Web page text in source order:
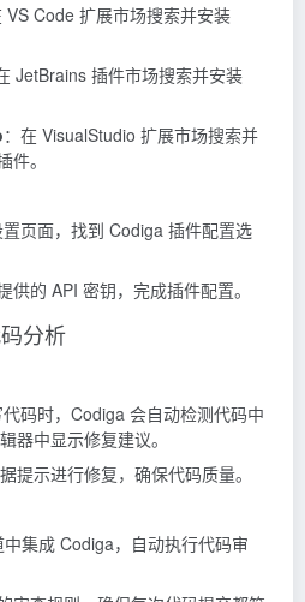
VS Code 扩展市场搜索并安装
JetBrains 插件市场搜索并安装
：在 VisualStudio 扩展市场搜索并
件。
页面，找到 Codiga 插件配置选
供的 API 密钥，完成插件配置。
分析
码时，Codiga 会自动检测代码中
器中显示修复建议。
提示进行修复，确保代码质量。
集成 Codiga，自动执行代码审